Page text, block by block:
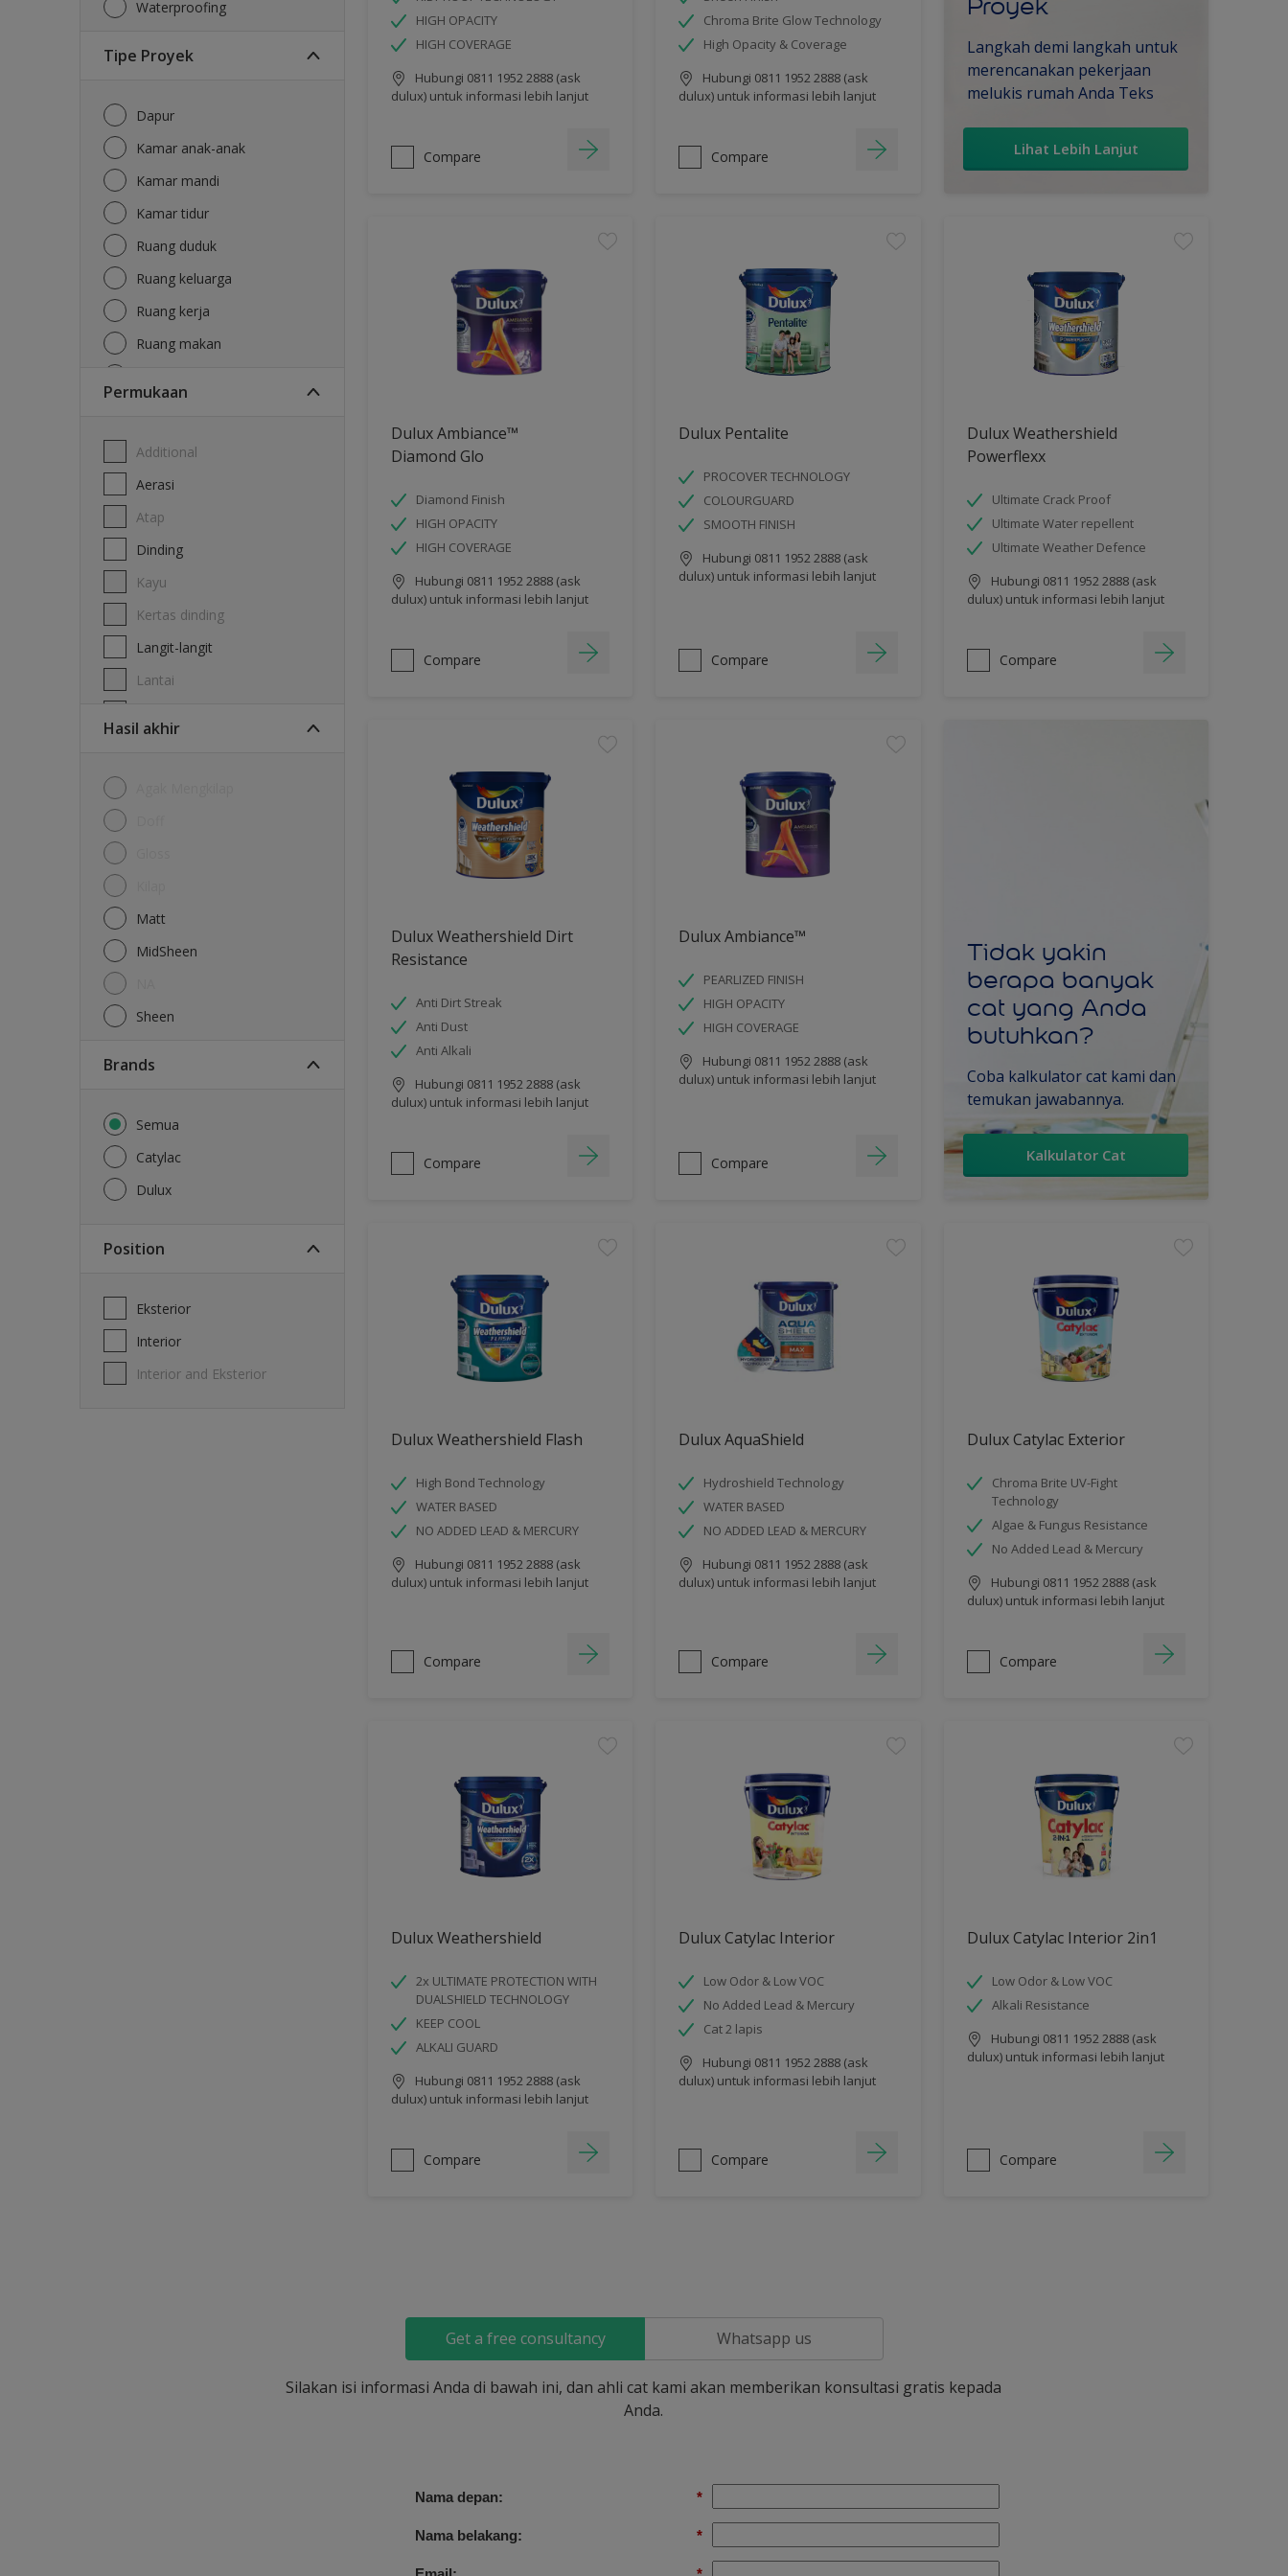
Waterproofing
Tipe Proyek
Dapur
Kamar anak-anak
Kamar mandi
Kamar tidur
Ruang duduk
Ruang keluarga
Ruang kerja
Ruang makan
Permukaan
Additional
Aerasi
Atap
Dinding
Kayu
Kertas dinding
Langit-langit
Lantai
Hasil akhir
Matt
MidSheen
Sheen
brands
Semua
Catylac
Dulux
Position
Eksterior
Interior
Interior and Eksterior
HIGH OPACITY
HIGH COVERAGE
Hubungi 0811 1952 2888 (ask
dulux) untuk informasi lebih lanjut
Compare
Chroma Brite Glow Technology
High Opacity & Coverage
Hubungi 0811 1952 2888 (ask
dulux) untuk informasi lebih lanjut
Compare
Langkah demi langkah untuk
merencanakan pekerjaan
melukis rumah Anda Teks
Lihat Lebih Lanjut
Dulux Ambiance™
Diamond Glo
Diamond Finish
HIGH OPACITY
HIGH COVERAGE
Hubungi 0811 1952 2888 (ask
dulux) untuk informasi lebih lanjut
Compare
Dulux Pentalite
PROCOVER TECHNOLOGY
COLOURGUARD
SMOOTH FINISH
Hubungi 0811 1952 2888 (ask
dulux) untuk informasi lebih lanjut
Compare
Dulux Weathershield
Powerflexx
Ultimate Crack Proof
Ultimate Water repellent
Ultimate Weather Defence
Hubungi 0811 1952 2888 (ask
dulux) untuk informasi lebih lanjut
Compare
Dulux Weathershield Dirt
Resistance
Anti Dirt Streak
Anti Dust
Anti Alkali
Hubungi 0811 1952 2888 (ask
dulux) untuk informasi lebih lanjut
Compare
Dulux Ambiance™
PEARLIZED FINISH
HIGH OPACITY
HIGH COVERAGE
Hubungi 0811 1952 2888 (ask
dulux) untuk informasi lebih lanjut
Compare
Tidak yakin
berapa banyak
cat yang Anda
butuhkan?
Coba kalkulator cat kami dan
temukan jawabannya.
Kalkulator Cat
Dulux Weathershield Flash
High Bond Technology
WATER BASED
NO ADDED LEAD & MERCURY
Hubungi 0811 1952 2888 (ask
dulux) untuk informasi lebih lanjut
Compare
Dulux AquaShield
Hydroshield Technology
WATER BASED
NO ADDED LEAD & MERCURY
Hubungi 0811 1952 2888 (ask
dulux) untuk informasi lebih lanjut
Compare
Dulux Catylac Exterior
Chroma Brite UV-Fight
Technology
Algae & Fungus Resistance
No Added Lead & Mercury
Hubungi 0811 1952 2888 (ask
dulux) untuk informasi lebih lanjut
Compare
Dulux Weathershield
2x ULTIMATE PROTECTION WITH
DUALSHIELD TECHNOLOGY
KEEP COOL
ALKALI GUARD
Hubungi 0811 1952 2888 (ask
dulux) untuk informasi lebih lanjut
Compare
Dulux Catylac Interior
Low Odor & Low VOC
No Added Lead & Mercury
Cat 2 lapis
Hubungi 0811 1952 2888 (ask
dulux) untuk informasi lebih lanjut
Compare
Dulux Catylac Interior 2in1
Low Odor & Low VOC
Alkali Resistance
Hubungi 0811 1952 2888 (ask
dulux) untuk informasi lebih lanjut
Compare
Get a free consultancy Whatsapp us
Silakan isi informasi Anda di bawah ini, dan ahli cat kami akan memberikan konsultasi gratis kepada
Anda.